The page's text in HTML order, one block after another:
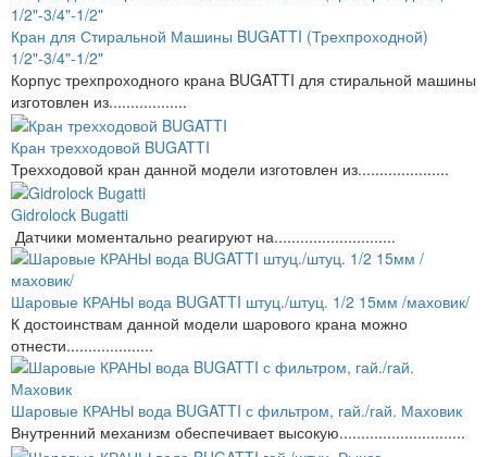
Кран для Стиральной Машины BUGATTI (Трехпроходной)
1/2"-3/4"-1/2"
Корпус трехпроходного крана BUGATTI для стиральной машины
изготовлен из..................
Кран трехходовой BUGATTI
Трехходовой кран данной модели изготовлен из.....................
Gidrolock Bugatti
Датчики моментально реагируют на............................
Шаровые КРАНЫ вода BUGATTI штуц./штуц. 1/2 15мм /маховик/
К достоинствам данной модели шарового крана можно
отнести....................
Шаровые КРАНЫ вода BUGATTI с фильтром, гай./гай. Маховик
Внутренний механизм обеспечивает высокую.............................